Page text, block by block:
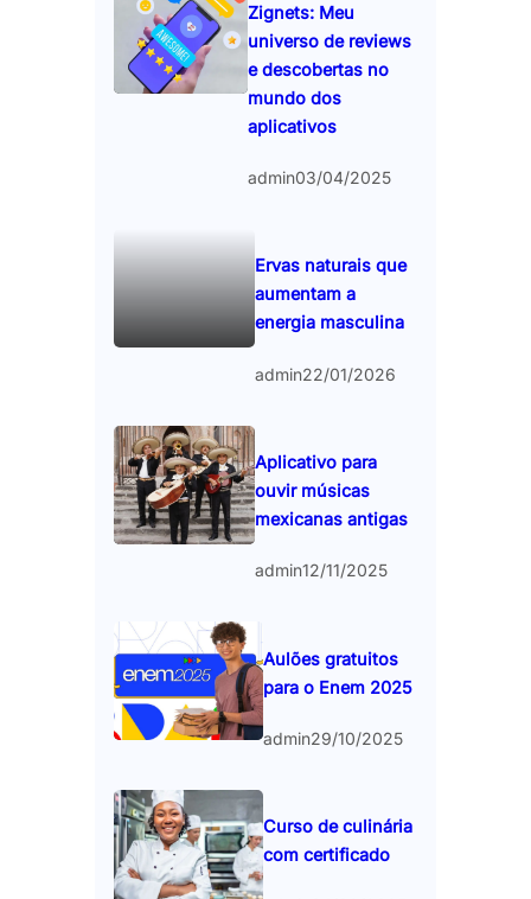
Zignets: Meu
universo de reviews
e descobertas no
mundo dos
aplicativos
admin03/04/2025
Ervas naturais que
aumentam a
energia masculina
admin22/01/2026
Aplicativo para
ouvir músicas
mexicanas antigas
admin12/11/2025
Aulões gratuitos
para o Enem 2025
admin29/10/2025
Curso de culinária
com certificado